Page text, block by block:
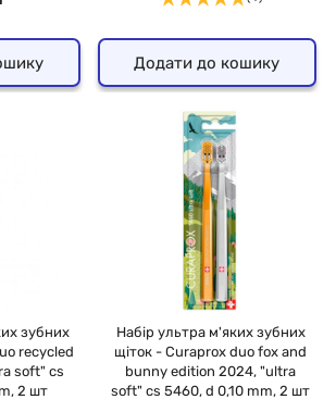
Додати до кошику
зубних
recycled
soft" cs
2 шт
Набір ультра м'яких зубних
щіток - Curaprox duo fox and
bunny edition 2024, "ultra
soft" cs 5460, d 0,10 mm, 2 шт